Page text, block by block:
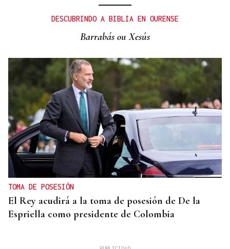
DESCUBRINDO A BIBLIA EN OURENSE
Barrabás ou Xesús
TOMA DE POSESIÓN
El Rey acudirá a la toma de posesión de De la
Espriella como presidente de Colombia